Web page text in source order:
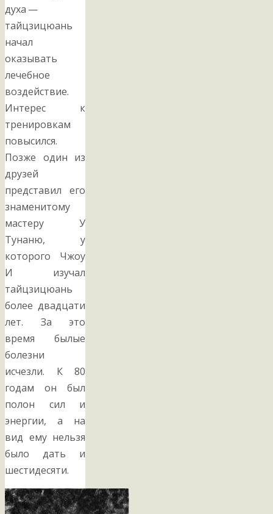
духа —
тайцзицюань
начал
оказывать
лечебное
воздействие.
Интерес к
тренировкам
повысился.
Позже один из
друзей
представил его
знаменитому
мастеру У
Тунаню, у
которого Чжоу
И изучал
тайцзицюань
более двадцати
лет. За это
время былые
болезни
исчезли. К 80
годам он был
полон сил и
энергии, а на
вид ему нельзя
было дать и
шестидесяти.